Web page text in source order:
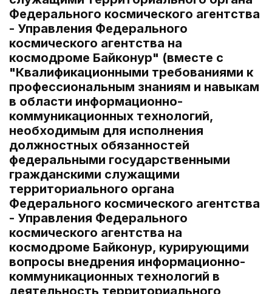
Федерального космического агентства
- Управления Федерального
космического агентства на
космодроме Байконур" (вместе с
"Квалификационными требованиями к
профессиональным знаниям и навыкам
в области информационно-
коммуникационных технологий,
необходимым для исполнения
должностных обязанностей
федеральными государственными
гражданскими служащими
территориального органа
Федерального космического агентства
- Управления Федерального
космического агентства на
космодроме Байконур, курирующими
вопросы внедрения информационно-
коммуникационных технологий в
деятельность территориального